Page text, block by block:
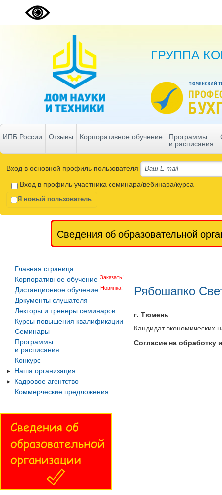
ГРУППА
ИПБ России Отзывы Корпоративное обучение
Программы
и расписания
Вход в основной профиль пользователя
Вход в профиль участника семинара/вебинара/курса
Я новый пользователь
Сведения об образовательной
Главная страница
Корпоративное обучение Заказать!
Дистанционное обучение Новинка!
Документы слушателя
Лекторы и тренеры семинаров
Курсы повышения квалификации
Семинары
Программы
и расписания
Конкурс
Наша организация
Кадровое агентство
Коммерческие предложения
Рябошапко
г. Тюмень
Кандидат экономических
Согласие на обработку